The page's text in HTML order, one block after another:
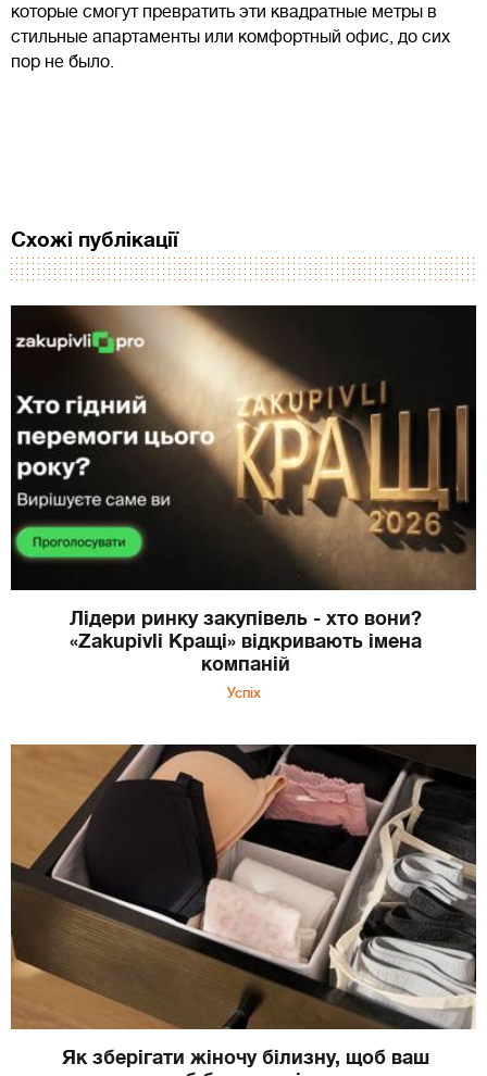
которые смогут превратить эти квадратные метры в
стильные апартаменты или комфортный офис, до сих
пор не было.
Схожі публікації
Лідери ринку закупівель - хто вони?
«Zakupivli Кращі» відкривають імена
компаній
Успіх
Як зберігати жіночу білизну, щоб ваш